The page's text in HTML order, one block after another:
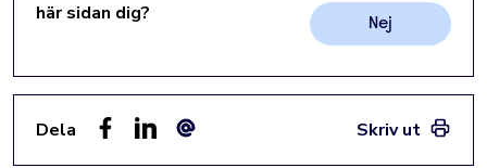
här sidan dig?
Nej
Dela
Skriv ut